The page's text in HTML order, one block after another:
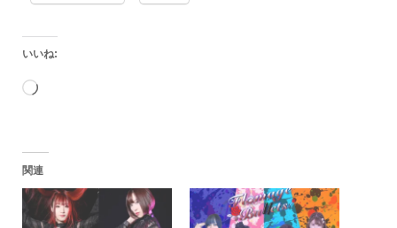
いいね:
読
込
み
関連